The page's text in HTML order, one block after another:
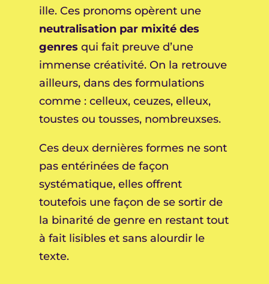
ille. Ces pronoms opèrent une
neutralisation par mixité des
genres qui fait preuve d’une
immense créativité. On la retrouve
ailleurs, dans des formulations
comme : celleux, ceuzes, elleux,
toustes ou tousses, nombreuxses.
Ces deux dernières formes ne sont
pas entérinées de façon
systématique, elles offrent
toutefois une façon de se sortir de
la binarité de genre en restant tout
à fait lisibles et sans alourdir le
texte.